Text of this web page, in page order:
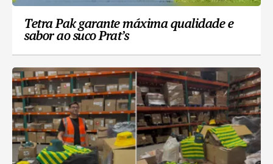
Tetra Pak garante máxima qualidade e
sabor ao suco Prat’s